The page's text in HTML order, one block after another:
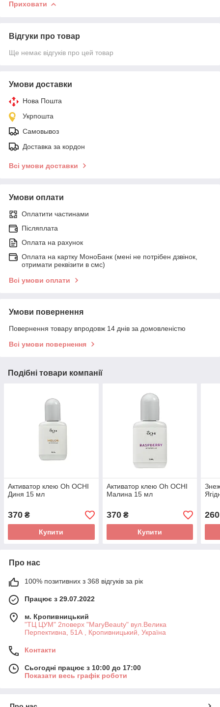
Приховати
Відгуки про товар
Ще немає відгуків про цей товар
Умови доставки
Нова Пошта
Укрпошта
Самовывоз
Доставка за кордон
Всі умови доставки
Умови оплати
Оплатити частинами
Післяплата
Оплата на рахунок
Оплата на картку МоноБанк (мені не потрібен дзвінок,
отримати реквізити в смс)
Всі умови оплати
Умови повернення
Повернення товару впродовж 14 днів за домовленістю
Всі умови повернення
Подібні товари компанії
Активатор клею Oh OCHI
Диня 15 мл
370 ₴
Купити
Активатор клею Oh OCHI
Малина 15 мл
370₴
Купити
260
Про нас
100% позитивних з 368 відгуків за рік
Працює з 29.07.2022
м. Кропивницький
"ТЦ ЦУМ" 2поверх "MaryBeauty" вул.Велика
Перпективна, 51А , Кропивницький, Україна
Контакти
Сьогодні працює з 10:00 до 17:00
Показати весь графік роботи